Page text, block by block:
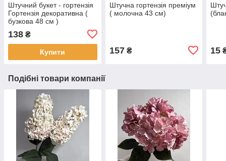
Штучний букет - гортензія
Гортензія декоративна (
бузкова 48 см )
138 ₴
Купити
Штучна гортензія преміум
( молочна 43 см)
157₴ 15
Подібні товари компанії